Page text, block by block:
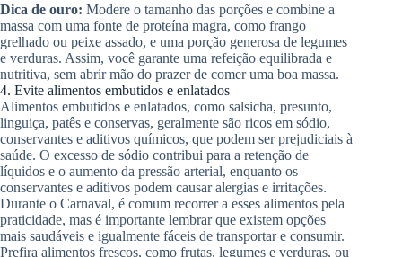
Dica de ouro: Modere o tamanho das porções e combine a
massa com uma fonte de proteína magra, como frango
grelhado ou peixe assado, e uma porção generosa de legumes
e verduras. Assim, você garante uma refeição equilibrada e
nutritiva, sem abrir mão do prazer de comer uma boa massa.
4. Evite alimentos embutidos e enlatados
Alimentos embutidos e enlatados, como salsicha, presunto,
linguiça, patês e conservas, geralmente são ricos em sódio,
conservantes e aditivos químicos, que podem ser prejudiciais à
saúde. O excesso de sódio contribui para a retenção de
líquidos e o aumento da pressão arterial, enquanto os
conservantes e aditivos podem causar alergias e irritações.
Durante o Carnaval, é comum recorrer a esses alimentos pela
praticidade, mas é importante lembrar que existem opções
mais saudáveis e igualmente fáceis de transportar e consumir.
Prefira alimentos frescos, como frutas, legumes e verduras, ou